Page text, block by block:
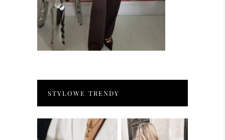
STYLOWE TRENDY